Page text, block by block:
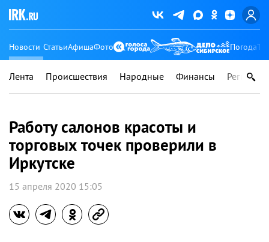
Новости СтатьиАфишаФото Погода
Лента Происшествия Народные Финансы Регионы
Работу салонов красоты и
торговых точек проверили в
Иркутске
15 апреля 2020 15:05